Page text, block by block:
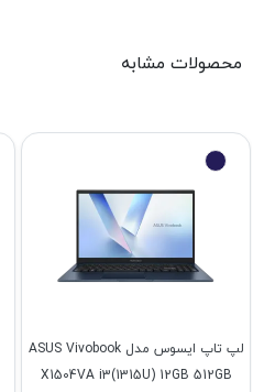
محصولات مشابه
لپ تاپ ایسوس مدل ASUS Vivobook
X1504VA i3(1315U) 12GB 512GB